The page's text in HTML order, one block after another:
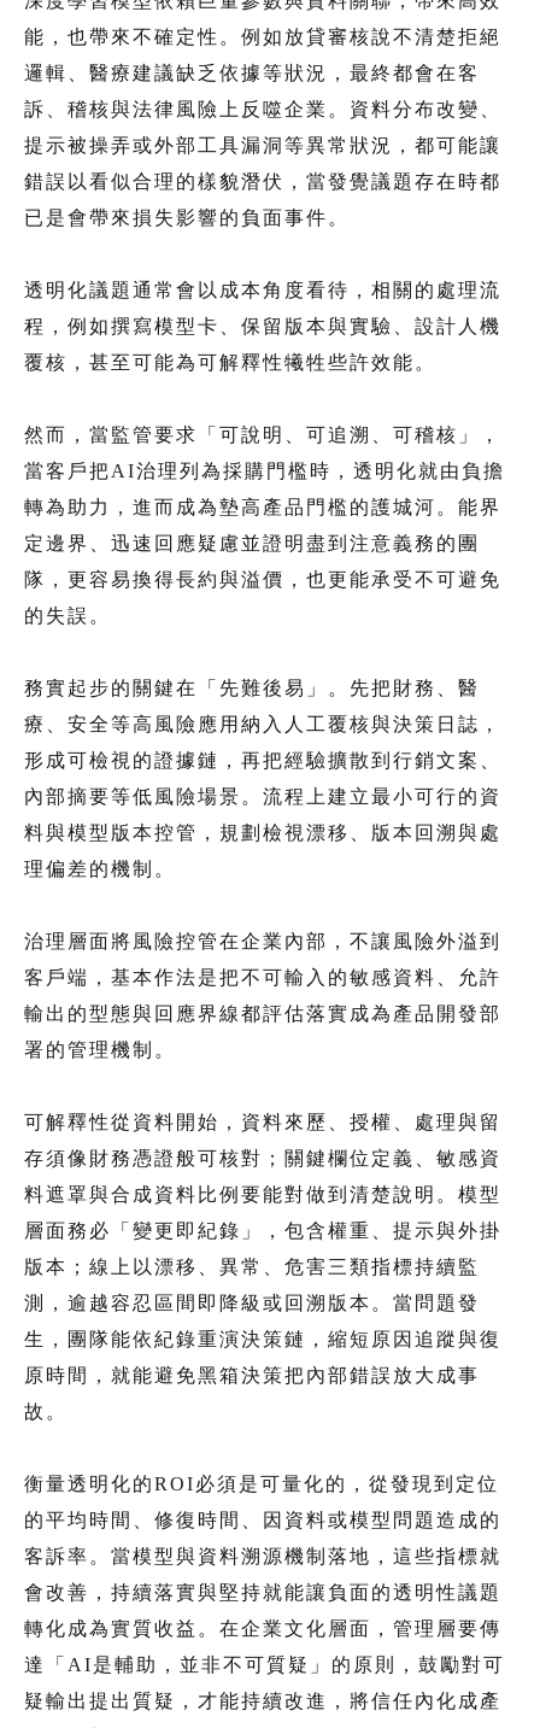
能，也帶來不確定性。例如放貸審核說不清楚拒絕
邏輯、醫療建議缺乏依據等狀況，最終都會在客
訴、稽核與法律風險上反噬企業。資料分布改變、
提示被操弄或外部工具漏洞等異常狀況，都可能讓
錯誤以看似合理的樣貌潛伏，當發覺議題存在時都
已是會帶來損失影響的負面事件。
透明化議題通常會以成本角度看待，相關的處理流
程，例如撰寫模型卡、保留版本與實驗、設計人機
覆核，甚至可能為可解釋性犧牲些許效能。
然而，當監管要求「可說明、可追溯、可稽核」，
當客戶把AI治理列為採購門檻時，透明化就由負擔
轉為助力，進而成為墊高產品門檻的護城河。能界
定邊界、迅速回應疑慮並證明盡到注意義務的團
隊，更容易換得長約與溢價，也更能承受不可避免
的失誤。
務實起步的關鍵在「先難後易」。先把財務、醫
療、安全等高風險應用納入人工覆核與決策日誌，
形成可檢視的證據鏈，再把經驗擴散到行銷文案、
內部摘要等低風險場景。流程上建立最小可行的資
料與模型版本控管，規劃檢視漂移、版本回溯與處
理偏差的機制。
治理層面將風險控管在企業內部，不讓風險外溢到
客戶端，基本作法是把不可輸入的敏感資料、允許
輸出的型態與回應界線都評估落實成為產品開發部
署的管理機制。
可解釋性從資料開始，資料來歷、授權、處理與留
存須像財務憑證般可核對；關鍵欄位定義、敏感資
料遮罩與合成資料比例要能對做到清楚說明。模型
層面務必「變更即紀錄」，包含權重、提示與外掛
版本；線上以漂移、異常、危害三類指標持續監
測，逾越容忍區間即降級或回溯版本。當問題發
生，團隊能依紀錄重演決策鏈，縮短原因追蹤與復
原時間，就能避免黑箱決策把內部錯誤放大成事
故。
衡量透明化的ROI必須是可量化的，從發現到定位
的平均時間、修復時間、因資料或模型問題造成的
客訴率。當模型與資料溯源機制落地，這些指標就
會改善，持續落實與堅持就能讓負面的透明性議題
轉化成為實質收益。在企業文化層面，管理層要傳
達「AI是輔助，並非不可質疑」的原則，鼓勵對可
疑輸出提出質疑，才能持續改進，將信任內化成產